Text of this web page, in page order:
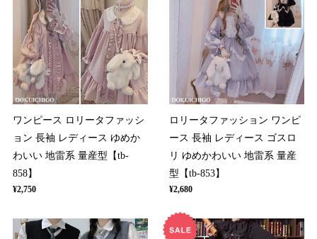
ワンピース ロリータファッシ
ョン 長袖 レディース ゆめか
わいい 地雷系 量産型【tb-
858】
¥2,750
ロリータファッション ワンピ
ース 長袖 レディース ゴスロ
リ ゆめかわいい 地雷系 量産
型【tb-853】
¥2,680